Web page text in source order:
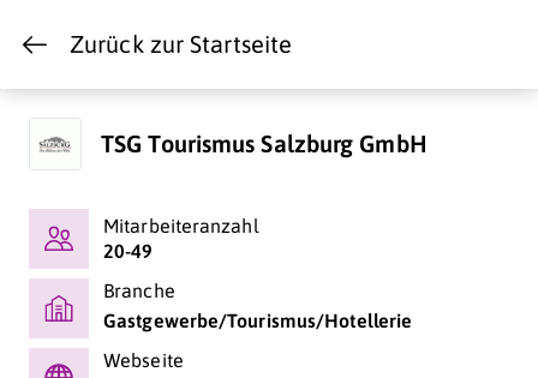
Zurück zur Startseite
TSG Tourismus Salzburg GmbH
Mitarbeiteranzahl
20-49
Branche
Gastgewerbe/Tourismus/Hotellerie
Webseite